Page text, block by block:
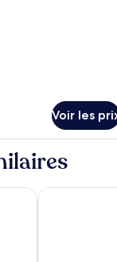
Voir les
BeachHotel Indigo